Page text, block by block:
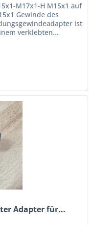
M17x1-H M15x1 auf
Gewinde des
ist
verklebten...
Adapter für...